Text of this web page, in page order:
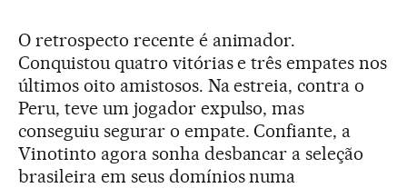
O retrospecto recente é animador.
Conquistou quatro vitórias e três empates nos
últimos oito amistosos. Na estreia, contra o
Peru, teve um jogador expulso, mas
conseguiu segurar o empate. Confiante, a
Vinotinto agora sonha desbancar a seleção
brasileira em seus domínios numa